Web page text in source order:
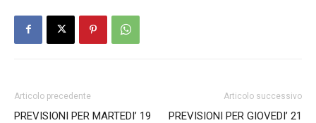
Articolo precedente
PREVISIONI PER MARTEDI’ 19
Articolo successivo
PREVISIONI PER GIOVEDI’ 21